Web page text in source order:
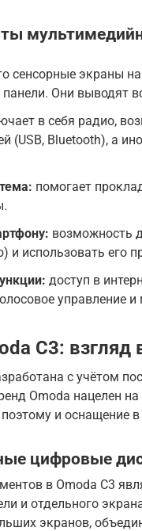
сенсорные экраны
панели. Они выводят
в себя радио,
(USB, Bluetooth), а
помогает
возможность
и использовать его
доступ в
управление и
C3: взгляд
с учётом
Omoda нацелен
и оснащение
цифровые
в Omoda C3
и отдельного
экранов,